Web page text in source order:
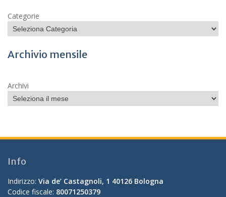
Categorie
Archivio mensile
Archivi
Info
Indirizzo: Via de’ Castagnoli, 1 40126 Bologna
Codice fiscale: 80071250379